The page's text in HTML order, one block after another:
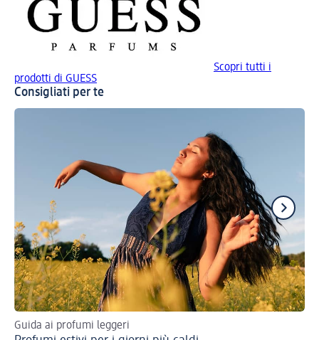
Scopri tutti i
prodotti di GUESS
Consigliati per te
Guida ai profumi leggeri